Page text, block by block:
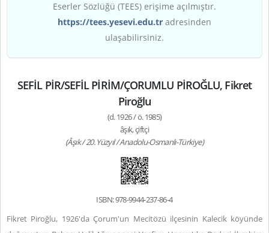
Eserler Sözlüğü (TEES) erişime açılmıştır.
https://tees.yesevi.edu.tr adresinden
ulaşabilirsiniz.
SEFİL PİR/SEFİL PİRİM/ÇORUMLU PİROĞLU, Fikret
Piroğlu
(d. 1926 / ö. 1985)
âşık, çiftçi
(Âşık / 20. Yüzyıl / Anadolu-Osmanlı-Türkiye)
ISBN: 978-9944-237-86-4
Fikret Piroğlu, 1926'da Çorum'un Mecitözü ilçesinin Kalecik köyünde